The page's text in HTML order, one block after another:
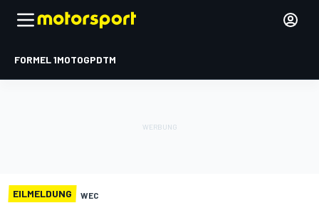
FORMEL 1MOTOGPDTM
EILMELDUNG WEC